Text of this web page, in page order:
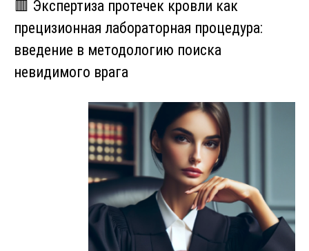
🟥 Экспертиза протечек кровли как
прецизионная лабораторная процедура:
введение в методологию поиска
невидимого врага